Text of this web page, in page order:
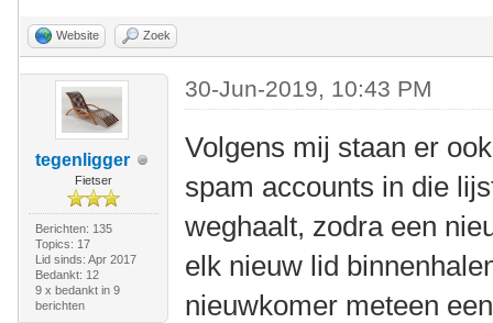
Website Zoek
tegenligger
Fietser
Berichten: 135
Topics: 17
Lid sinds: Apr 2017
Bedankt: 12
9 x bedankt in 9
berichten
30-Jun-2019, 10:43 PM
Volgens mij staan er
spam accounts in die
weghaalt, zodra een
elk nieuw lid
nieuwkomer meteen